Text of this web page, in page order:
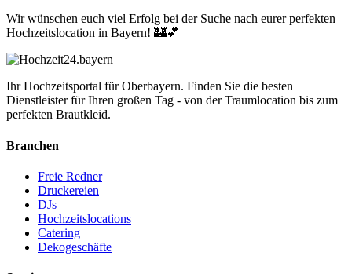
Wir wünschen euch viel Erfolg bei der Suche nach eurer perfekten
Hochzeitslocation in Bayern! 🏰💕
Ihr Hochzeitsportal für Oberbayern. Finden Sie die besten
Dienstleister für Ihren großen Tag - von der Traumlocation bis zum
perfekten Brautkleid.
Branchen
Freie Redner
Druckereien
DJs
Hochzeitslocations
Catering
Dekogeschäfte